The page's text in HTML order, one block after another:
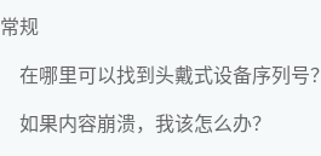
常规
在哪里可以找到头戴式设备序列号？
如果内容崩溃，我该怎么办？